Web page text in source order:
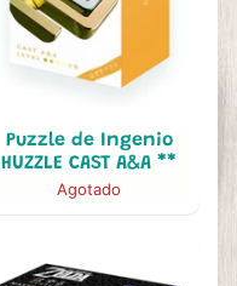
Puzzle de Ingenio
HUZZLE CAST A&A **
Agotado